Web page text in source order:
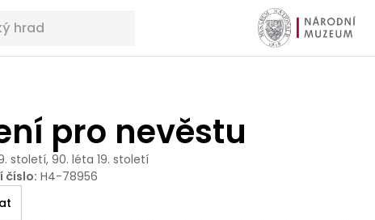
pro nevěstu
století, 90. léta 19. století
číslo: H4-78956